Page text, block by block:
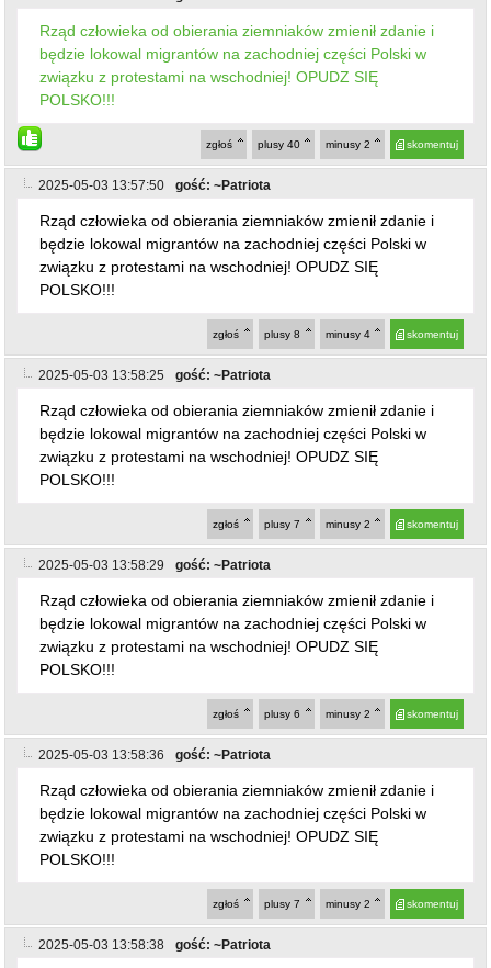
Rząd człowieka od obierania ziemniaków zmienił zdanie i
będzie lokowal migrantów na zachodniej części Polski w
związku z protestami na wschodniej! OPUDZ SIĘ
POLSKO!!!
skomentuj
minusy 2
plusy 40
zgłoś
2025-05-03 13:57:50 gość: ~Patriota
Rząd człowieka od obierania ziemniaków zmienił zdanie i
będzie lokowal migrantów na zachodniej części Polski w
związku z protestami na wschodniej! OPUDZ SIĘ
POLSKO!!!
skomentuj
minusy 4
plusy 8
zgłoś
2025-05-03 13:58:25 gość: ~Patriota
Rząd człowieka od obierania ziemniaków zmienił zdanie i
będzie lokowal migrantów na zachodniej części Polski w
związku z protestami na wschodniej! OPUDZ SIĘ
POLSKO!!!
skomentuj
minusy 2
plusy 7
zgłoś
2025-05-03 13:58:29 gość: ~Patriota
Rząd człowieka od obierania ziemniaków zmienił zdanie i
będzie lokowal migrantów na zachodniej części Polski w
związku z protestami na wschodniej! OPUDZ SIĘ
POLSKO!!!
skomentuj
minusy 2
plusy 6
zgłoś
2025-05-03 13:58:36 gość: ~Patriota
Rząd człowieka od obierania ziemniaków zmienił zdanie i
będzie lokowal migrantów na zachodniej części Polski w
związku z protestami na wschodniej! OPUDZ SIĘ
POLSKO!!!
skomentuj
minusy 2
plusy 7
zgłoś
2025-05-03 13:58:38 gość: ~Patriota